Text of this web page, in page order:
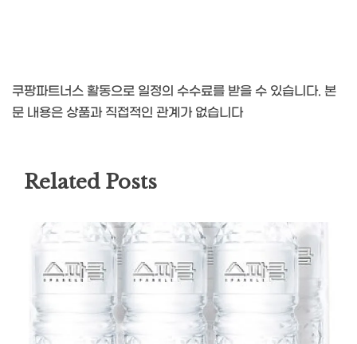
쿠팡파트너스 활동으로 일정의 수수료를 받을 수 있습니다. 본
문 내용은 상품과 직접적인 관계가 없습니다
Related Posts